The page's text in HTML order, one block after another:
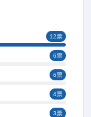
12票
6票
6票
4票
3票